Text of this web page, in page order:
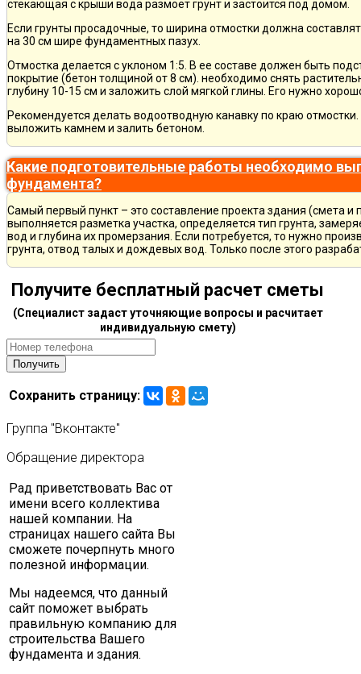
стекающая с крыши вода размоет грунт и застоится под домом.
Если грунты просадочные, то ширина отмостки должна
на 30 см шире фундаментных пазух.
Отмостка делается с уклоном 1:5. В ее составе должен быть
покрытие (бетон толщиной от 8 см). необходимо снять
глубину 10-15 см и заложить слой мягкой глины. Его нужно
Рекомендуется делать водоотводную канавку по краю
выложить камнем и залить бетоном.
Какие подготовительные работы необходимо
фундамента?
Самый первый пункт – это составление проекта здания (смета
выполняется разметка участка, определяется тип грунта,
вод и глубина их промерзания. Если потребуется, то нужно
грунта, отвод талых и дождевых вод. Только после этого
Получите бесплатный расчет сметы
(Специалист задаст уточняющие вопросы и расчитает
индивидуальную смету)
Сохранить страницу:
Группа "Вконтакте"
Обращение директора
Рад приветствовать Вас от
имени всего коллектива
нашей компании. На
страницах нашего сайта Вы
сможете почерпнуть много
полезной информации.
Мы надеемся, что данный
сайт поможет выбрать
правильную компанию для
строительства Вашего
фундамента и здания.